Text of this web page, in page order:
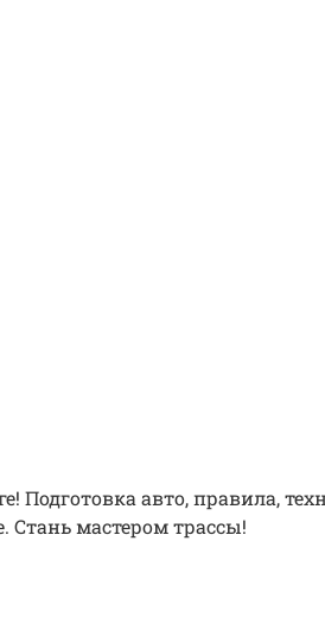
Подготовка авто, правила,
Стань мастером трассы!